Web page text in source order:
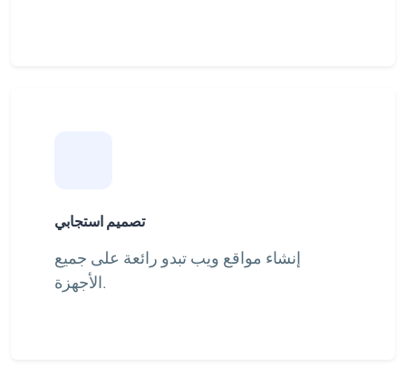
تصميم استجابي
إنشاء مواقع ويب تبدو رائعة على جميع
الأجهزة.